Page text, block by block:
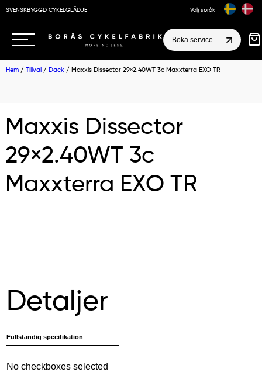
SVENSKBYGGD CYKELGLÄDJE Välj språk
Boka service
Hem / Tillval / Däck / Maxxis Dissector 29×2.40WT 3c Maxxterra EXO TR
Maxxis Dissector
29×2.40WT 3c
Maxxterra EXO TR
Detaljer
Fullständig specifikation
No checkboxes selected